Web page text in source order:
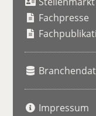
Fachpresse
Impressum